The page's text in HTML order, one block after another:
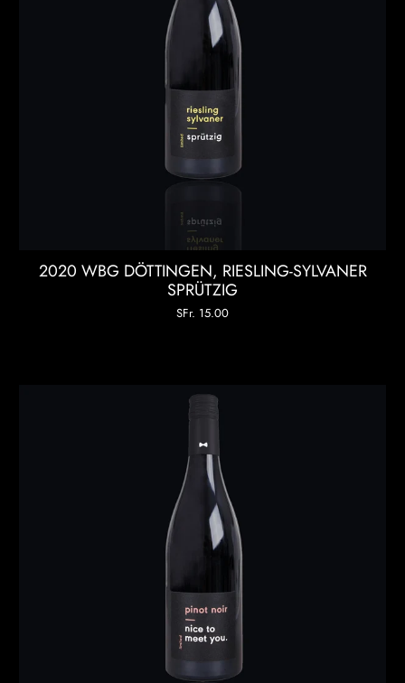
2020 WBG DÖTTINGEN, RIESLING-SYLVANER
SPRÜTZIG
SFr. 15.00